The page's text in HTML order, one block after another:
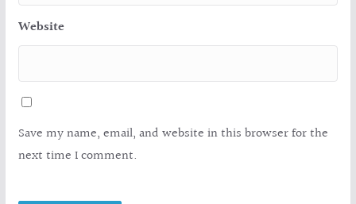
Website
Save my name, email, and website in this browser for the
next time I comment.